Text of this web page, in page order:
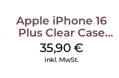
Apple iPhone 16
Plus Clear Case
MagSafe
Transparent
35,90 €
inkl. MwSt.